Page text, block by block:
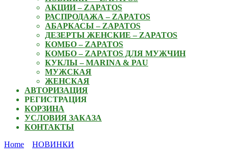
АКЦИИ – ZAPATOS
РАСПРОДАЖА – ZAPATOS
АБАРКАСЫ – ZAPATOS
ДЕЗЕРТЫ ЖЕНСКИЕ – ZAPATOS
КОМБО – ZAPATOS
КОМБО – ZAPATOS ДЛЯ МУЖЧИН
КУКЛЫ – MARINA & PAU
МУЖСКАЯ
ЖЕНСКАЯ
АВТОРИЗАЦИЯ
РЕГИСТРАЦИЯ
КОРЗИНА
УСЛОВИЯ ЗАКАЗА
КОНТАКТЫ
Home
НОВИНКИ